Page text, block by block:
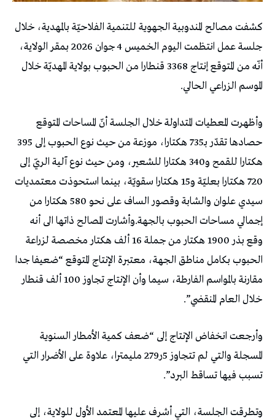
كشفت مصالح المندوبية الجهوية للتنمية الفلاحيّة بالمهدية، خلال
جلسة عمل انتظمت اليوم الخميس 4 جوان 2026 بمقر الولاية،
أنّه من المتوقع إنتاج 3368 قنطارا من الحبوب بولاية المهديّة خلال
الموسم الزراعي الحالي.
وأظهرت المعطيات المتداولة خلال الجلسة أنّ المساحات المتوقع
حصادها تقدّر بـ735 هكتارا، موزعة من حيث نوع الحبوب إلى 395
هكتارا للقمح و340 هكتارا للشعير، ومن حيث نوع آلية الريّ إلى
720 هكتارا بعليّة و15 هكتارا سقويّة، بينما استحوذت معتمديات
سيدي علوان والشابة وقصور الساف على نحو 580 هكتارا من
إجمالي مساحات الحبوب بالجهة.وأشارت المصالح ذاتها الى أنه
وقع بذر 1900 هكتار من جملة 16 ألف هكتار مخصصة لزراعة
الحبوب بكامل مناطق الجهة، معتبرة الإنتاج المتوقع “ضعيفا جدا
مقارنة بالمواسم الفارطة، سيما وأن الإنتاج تجاوز 100 ألف قنطار
خلال العام المنقضي”.
وأرجعت انخفاض الإنتاج إلى “ضعف كمية الأمطار السنوية
المسجلة والتي لم تتجاوز 5ر279 مليمترا، علاوة على الأضرار التي
تسبب فيها تساقط البرد”.
وتطرقت الجلسة، التي أشرف عليها المعتمد الأول للولاية، إلى